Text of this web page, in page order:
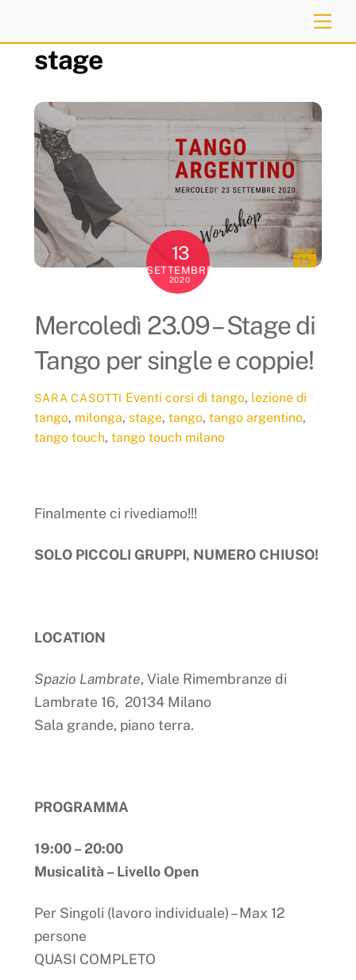
contentstage
13
SETTEMBRE
2020
Mercoledì 23.09 – Stage di
Tango per single e coppie!
SARA CASOTTI Eventi corsi di tango, lezione di
tango, milonga, stage, tango, tango argentino,
tango touch, tango touch milano
Finalmente ci rivediamo!!!
SOLO PICCOLI GRUPPI, NUMERO CHIUSO!
LOCATION
Spazio Lambrate, Viale Rimembranze di
Lambrate 16, 20134 Milano
Sala grande, piano terra.
PROGRAMMA
19:00 – 20:00
Musicalità – Livello Open
Per Singoli (lavoro individuale) – Max 12
persone
QUASI COMPLETO